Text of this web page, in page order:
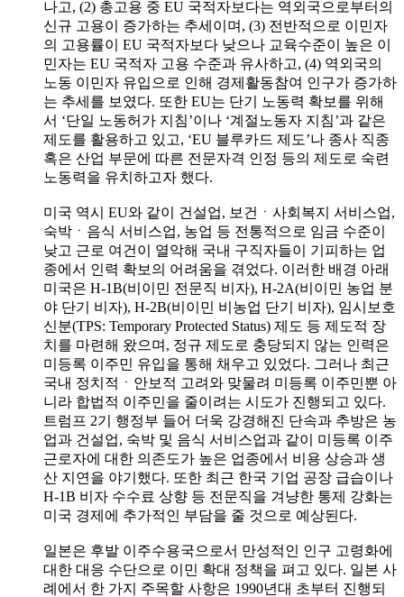
나고, (2) 총고용 중 EU 국적자보다는 역외국으로부터의
신규 고용이 증가하는 추세이며, (3) 전반적으로 이민자
의 고용률이 EU 국적자보다 낮으나 교육수준이 높은 이
민자는 EU 국적자 고용 수준과 유사하고, (4) 역외국의
노동 이민자 유입으로 인해 경제활동참여 인구가 증가하
는 추세를 보였다. 또한 EU는 단기 노동력 확보를 위해
서 ‘단일 노동허가 지침’이나 ‘계절노동자 지침’과 같은
제도를 활용하고 있고, ‘EU 블루카드 제도’나 종사 직종
혹은 산업 부문에 따른 전문자격 인정 등의 제도로 숙련
노동력을 유치하고자 했다.
미국 역시 EU와 같이 건설업, 보건ㆍ사회복지 서비스업,
숙박ㆍ음식 서비스업, 농업 등 전통적으로 임금 수준이
낮고 근로 여건이 열악해 국내 구직자들이 기피하는 업
종에서 인력 확보의 어려움을 겪었다. 이러한 배경 아래
미국은 H-1B(비이민 전문직 비자), H-2A(비이민 농업 분
야 단기 비자), H-2B(비이민 비농업 단기 비자), 임시보호
신분(TPS: Temporary Protected Status) 제도 등 제도적 장
치를 마련해 왔으며, 정규 제도로 충당되지 않는 인력은
미등록 이주민 유입을 통해 채우고 있었다. 그러나 최근
국내 정치적ㆍ안보적 고려와 맞물려 미등록 이주민뿐 아
니라 합법적 이주민을 줄이려는 시도가 진행되고 있다.
트럼프 2기 행정부 들어 더욱 강경해진 단속과 추방은 농
업과 건설업, 숙박 및 음식 서비스업과 같이 미등록 이주
근로자에 대한 의존도가 높은 업종에서 비용 상승과 생
산 지연을 야기했다. 또한 최근 한국 기업 공장 급습이나
H-1B 비자 수수료 상향 등 전문직을 겨냥한 통제 강화는
미국 경제에 추가적인 부담을 줄 것으로 예상된다.
일본은 후발 이주수용국으로서 만성적인 인구 고령화에
대한 대응 수단으로 이민 확대 정책을 펴고 있다. 일본 사
례에서 한 가지 주목할 사항은 1990년대 초부터 진행되